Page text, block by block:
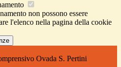
non possono essere
l'elenco nella pagina della cookie
Ovada S. Pertini